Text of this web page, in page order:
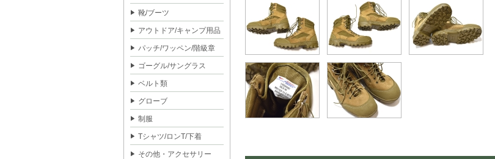
靴/ブーツ
アウトドア/キャンプ用品
パッチ/ワッペン/階級章
ゴーグル/サングラス
ベルト類
グローブ
制服
Tシャツ/ロンT/下着
その他・アクセサリー